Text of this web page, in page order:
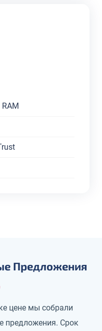
Предложения
цене мы собрали
предложения. Срок